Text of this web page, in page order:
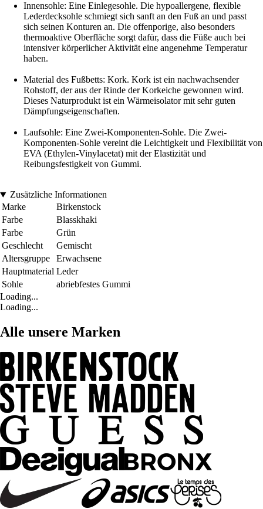
Innensohle: Eine Einlegesohle. Die hypoallergene, flexible
Lederdecksohle schmiegt sich sanft an den Fuß an und passt
sich seinen Konturen an. Die offenporige, also besonders
thermoaktive Oberfläche sorgt dafür, dass die Füße auch bei
intensiver körperlicher Aktivität eine angenehme Temperatur
haben.
Material des Fußbetts: Kork. Kork ist ein nachwachsender
Rohstoff, der aus der Rinde der Korkeiche gewonnen wird.
Dieses Naturprodukt ist ein Wärmeisolator mit sehr guten
Dämpfungseigenschaften.
Laufsohle: Eine Zwei-Komponenten-Sohle. Die Zwei-
Komponenten-Sohle vereint die Leichtigkeit und Flexibilität von
EVA (Ethylen-Vinylacetat) mit der Elastizität und
Reibungsfestigkeit von Gummi.
Zusätzliche Informationen
Marke
Birkenstock
Farbe
Blasskhaki
Farbe
Grün
Geschlecht
Gemischt
Altersgruppe
Erwachsene
Hauptmaterial Leder
Sohle
abriebfestes Gummi
Loading...
Loading...
Alle unsere Marken